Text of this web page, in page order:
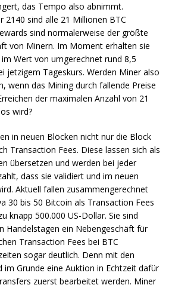
das Tempo also abnimmt.
2140 sind alle 21 Millionen BTC
sind normalerweise der größte
von Minern. Im Moment erhalten sie
Wert von umgerechnet rund 8,5
jetzigem Tageskurs. Werden Miner also
wenn das Mining durch fallende Preise
der maximalen Anzahl von 21
wird?
in neuen Blöcken nicht nur die Block
Transaction Fees. Diese lassen sich als
übersetzen und werden bei jeder
dass sie validiert und im neuen
Aktuell fallen zusammengerechnet
30 bis 50 Bitcoin als Transaction Fees
knapp 500.000 US-Dollar. Sie sind
Handelstagen ein Nebengeschäft für
Transaction Fees bei BTC
sogar deutlich. Denn mit den
im Grunde eine Auktion in Echtzeit dafür
zuerst bearbeitet werden. Miner